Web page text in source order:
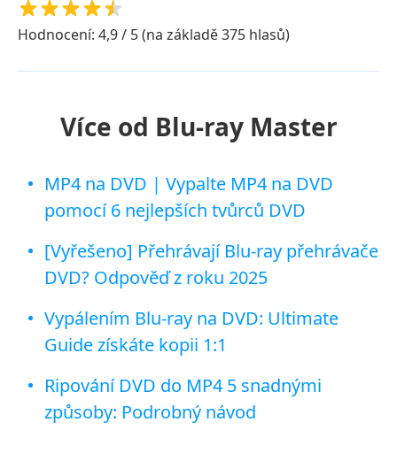
Hodnocení: 4,9 / 5 (na základě 375 hlasů)
Více od Blu-ray Master
MP4 na DVD | Vypalte MP4 na DVD
pomocí 6 nejlepších tvůrců DVD
[Vyřešeno] Přehrávají Blu-ray přehrávače
DVD? Odpověď z roku 2025
Vypálením Blu-ray na DVD: Ultimate
Guide získáte kopii 1:1
Ripování DVD do MP4 5 snadnými
způsoby: Podrobný návod